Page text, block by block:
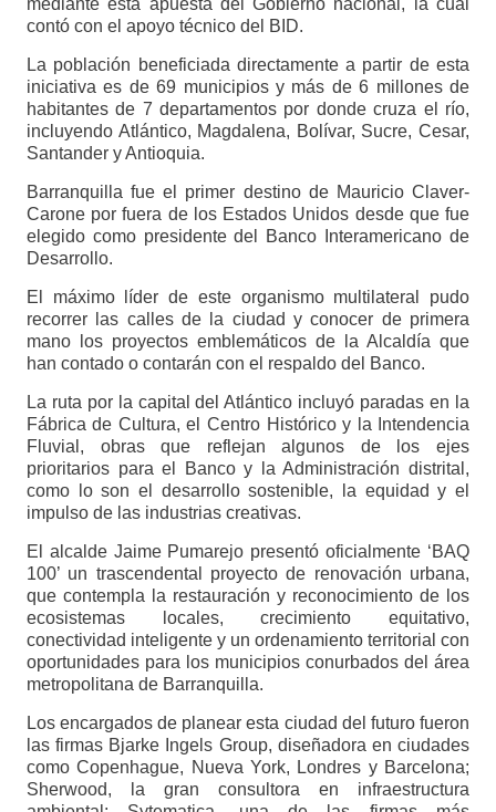
mediante esta apuesta del Gobierno nacional, la cual
contó con el apoyo técnico del BID.
La población beneficiada directamente a partir de esta
iniciativa es de 69 municipios y más de 6 millones de
habitantes de 7 departamentos por donde cruza el río,
incluyendo Atlántico, Magdalena, Bolívar, Sucre, Cesar,
Santander y Antioquia.
Barranquilla fue el primer destino de Mauricio Claver-
Carone por fuera de los Estados Unidos desde que fue
elegido como presidente del Banco Interamericano de
Desarrollo.
El máximo líder de este organismo multilateral pudo
recorrer las calles de la ciudad y conocer de primera
mano los proyectos emblemáticos de la Alcaldía que
han contado o contarán con el respaldo del Banco.
La ruta por la capital del Atlántico incluyó paradas en la
Fábrica de Cultura, el Centro Histórico y la Intendencia
Fluvial, obras que reflejan algunos de los ejes
prioritarios para el Banco y la Administración distrital,
como lo son el desarrollo sostenible, la equidad y el
impulso de las industrias creativas.
El alcalde Jaime Pumarejo presentó oficialmente ‘BAQ
100’ un trascendental proyecto de renovación urbana,
que contempla la restauración y reconocimiento de los
ecosistemas locales, crecimiento equitativo,
conectividad inteligente y un ordenamiento territorial con
oportunidades para los municipios conurbados del área
metropolitana de Barranquilla.
Los encargados de planear esta ciudad del futuro fueron
las firmas Bjarke Ingels Group, diseñadora en ciudades
como Copenhague, Nueva York, Londres y Barcelona;
Sherwood, la gran consultora en infraestructura